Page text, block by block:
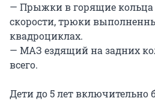
— Прыжки в горящие кольца
скорости, трюки
квадроциклах.
— МАЗ ездящий на задних
всего.
Дети до 5 лет включительно